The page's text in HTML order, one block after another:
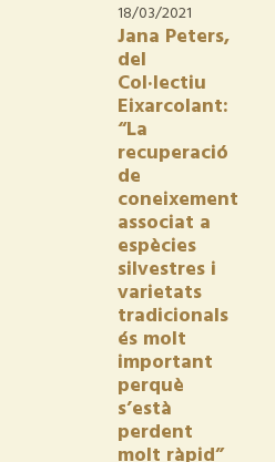
18/03/2021
Jana Peters,
del
Col·lectiu
Eixarcolant:
“La
recuperació
de
coneixement
associat a
espècies
silvestres i
varietats
tradicionals
és molt
important
perquè
s’està
perdent